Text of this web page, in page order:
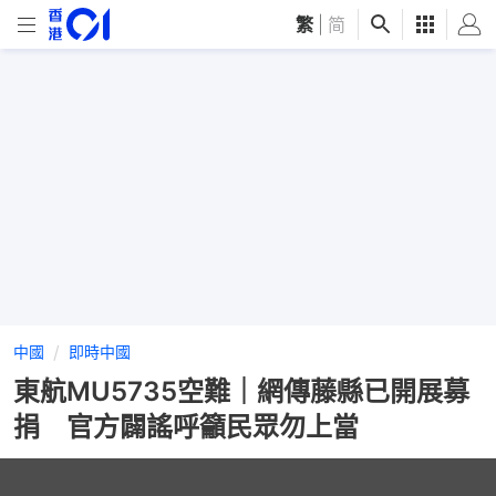
繁 简
中國 即時中國
東航MU5735空難｜網傳藤縣已開展募
捐 官方闢謠呼籲民眾勿上當